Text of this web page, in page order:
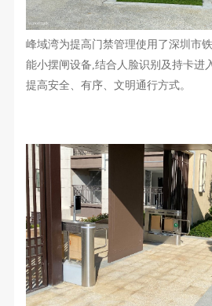
峰域湾为提高门禁管理使用了深圳市
能小摆闸设备 ,结合人脸识别及持卡进
提高安全、有序、文明通行方式。